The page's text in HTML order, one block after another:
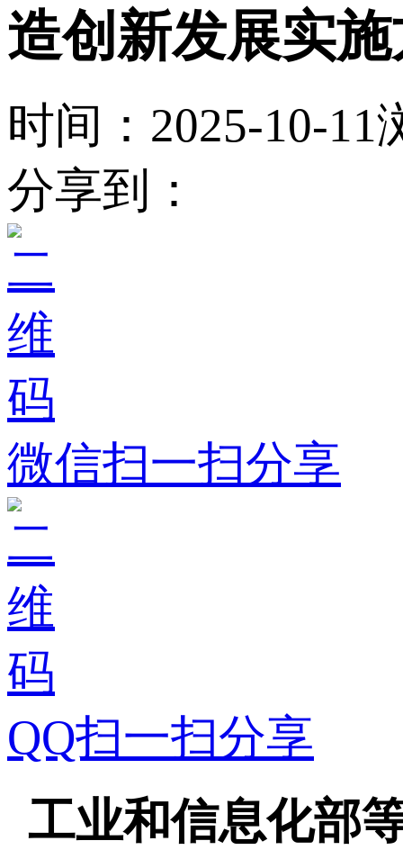
造创新发展实
时间：2025-10-11
分享到：
微信扫一扫分享
QQ扫一扫分享
工业和信息化部